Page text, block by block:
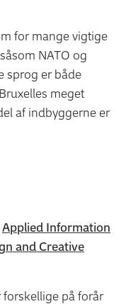
for mange vigtige
NATO og
sprog er både
meget
af indbyggerne er
Applied Information
and Creative
på forår